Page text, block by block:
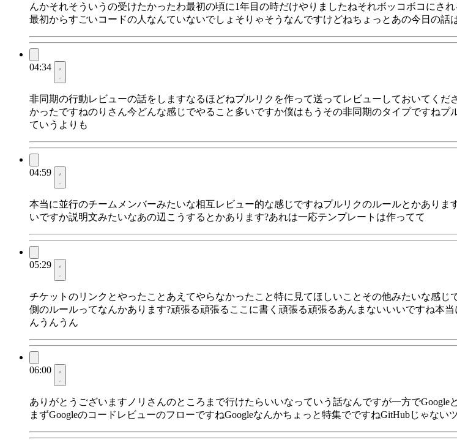
んかそれそういうの受けたかったわ最初の頃に1年目の時だけやりましたねそれボッコボコにさ
最初からすごいコードの人なんていないでしょそりゃそうなんですけどねちょっとあの今日の話
04:34
非同期の行動レビューの話をしますなるほどねプルリクを作って送ってレビューしておいてく
かったですねのりさん今どんな感じでやること多いですか僕はもうその非同期のタイプですね
ていうよりも
04:59
本当に並行のチームメンバーみたいな相互レビュー的な感じですねプルリクのルールとかあり
いですか説明文みたいなあの辺こうするとかあります?あれは一応テンプレートは作ってて
05:29
チケットのリンクとやったことあえてやらなかったこと特に見てほしいことその他みたいな感
側のルールってなんかあります?頑張る頑張るここに書く頑張る頑張るあんまないいいですね本
んうんうん
06:00
ありがとうございますノリさんのところまで行けたらいいなっていう話なんですが一方で
まずGoogleのコードレビューのフローですねGoogleなんかちょっと特集でですねGitHubじゃな